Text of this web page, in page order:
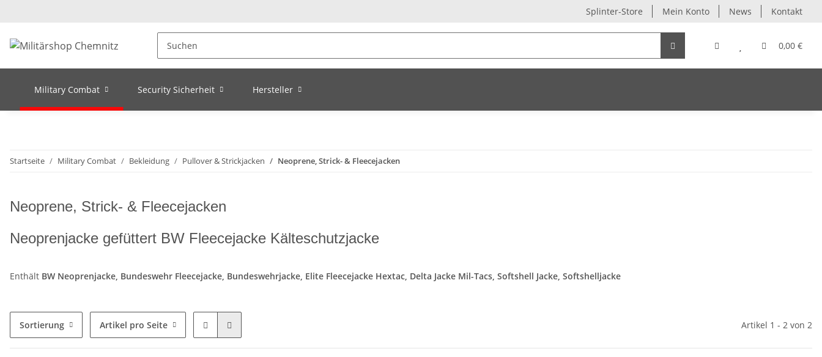
Splinter-Store Mein Konto News Kontakt
0,00 €
Military Combat Security Sicherheit Hersteller
Startseite Military Combat Bekleidung Pullover & Strickjacken Neoprene, Strick- & Fleecejacken
Neoprene, Strick- & Fleecejacken
Neoprenjacke gefüttert BW Fleecejacke Kälteschutzjacke
Enthält BW Neoprenjacke, Bundeswehr Fleecejacke, Bundeswehrjacke, Elite Fleecejacke Hextac, Delta Jacke Mil-Tacs, Softshell Jacke, Softshelljacke
Sortierung Artikel pro Seite Artikel 1 - 2 von 2